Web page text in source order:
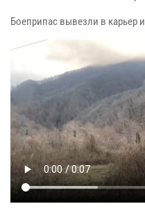
Боеприпас вывезли в карьер